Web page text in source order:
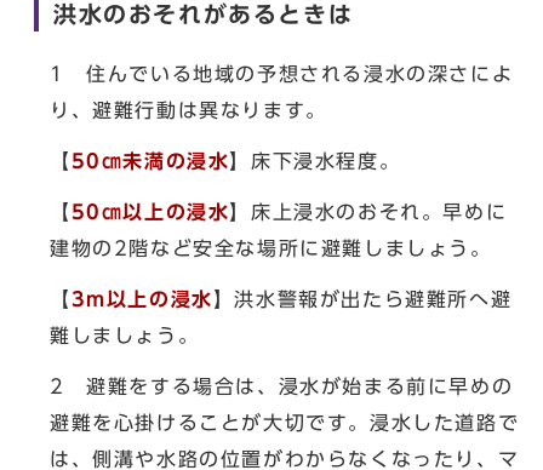
洪水のおそれがあるときは
1 住んでいる地域の予想される浸水の深さによ
り、避難行動は異なります。
【 50㎝未満の浸水】床下浸水程度。
【 50㎝以上の浸水】床上浸水のおそれ。早めに
建物の2階など安全な場所に避難しましょう。
【 3m以上の浸水 】洪水警報が出たら避難所へ避
難しましょう。
2 避難をする場合は、浸水が始まる前に早めの
避難を心掛けることが大切です。浸水した道路で
は、側溝や水路の位置がわからなくなったり、マ